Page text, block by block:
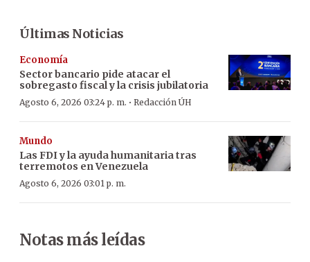
Últimas Noticias
Economía
Sector bancario pide atacar el
sobregasto fiscal y la crisis jubilatoria
Agosto 6, 2026 03:24 p. m. · Redacción ÚH
Mundo
Las FDI y la ayuda humanitaria tras
terremotos en Venezuela
Agosto 6, 2026 03:01 p. m.
Notas más leídas